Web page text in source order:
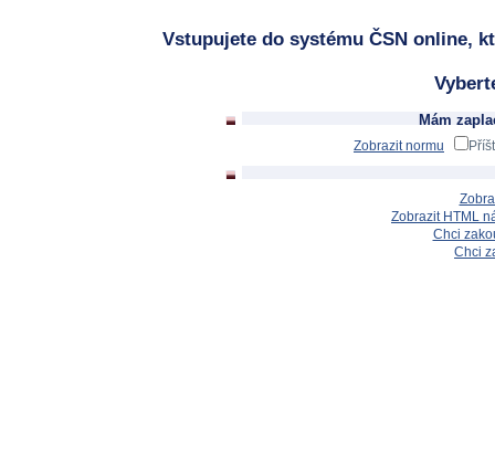
Vstupujete do systému ČSN online,
Mám
Zobrazit normu
Zobrazit HTML
Chci
Chci